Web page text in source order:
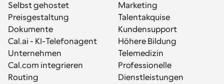
Selbst gehostet
Preisgestaltung
Dokumente
Cal.ai - KI-Telefonagent
Unternehmen
Cal.com integrieren
Routing
Marketing
Talentakquise
Kundensupport
Höhere Bildung
Telemedizin
Professionelle
Dienstleistungen